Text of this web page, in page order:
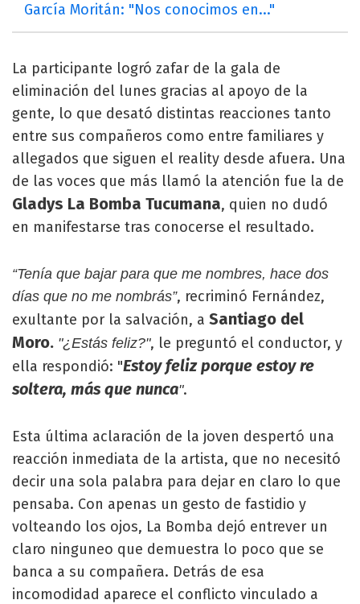
García Moritán: "Nos conocimos en..."
La participante logró zafar de la gala de
eliminación del lunes gracias al apoyo de la
gente, lo que desató distintas reacciones tanto
entre sus compañeros como entre familiares y
allegados que siguen el reality desde afuera. Una
de las voces que más llamó la atención fue la de
Gladys La Bomba Tucumana, quien no dudó
en manifestarse tras conocerse el resultado.
“Tenía que bajar para que me nombres, hace dos
días que no me nombrás”, recriminó Fernández,
exultante por la salvación, a Santiago del
Moro. "¿Estás feliz?", le preguntó el conductor, y
ella respondió: "Estoy feliz porque estoy re
soltera, más que nunca".
Esta última aclaración de la joven despertó una
reacción inmediata de la artista, que no necesitó
decir una sola palabra para dejar en claro lo que
pensaba. Con apenas un gesto de fastidio y
volteando los ojos, La Bomba dejó entrever un
claro ninguneo que demuestra lo poco que se
banca a su compañera. Detrás de esa
incomodidad aparece el conflicto vinculado a